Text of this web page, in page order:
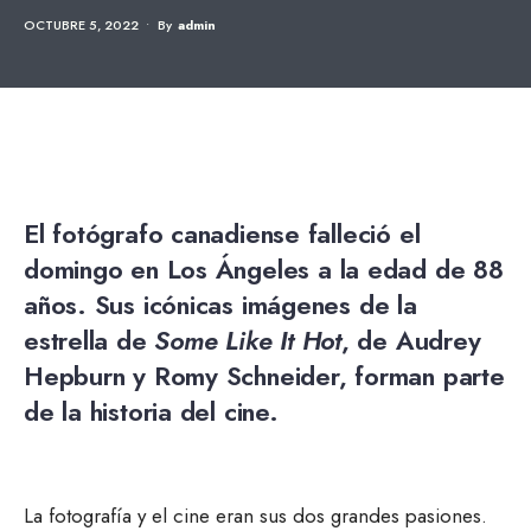
OCTUBRE 5, 2022 • By Admin
El fotógrafo canadiense falleció el
domingo en Los Ángeles a la edad de 88
años. Sus icónicas imágenes de la
estrella de Some Like It Hot, de Audrey
Hepburn y Romy Schneider, forman parte
de la historia del cine.
La fotografía y el cine eran sus dos grandes pasiones.